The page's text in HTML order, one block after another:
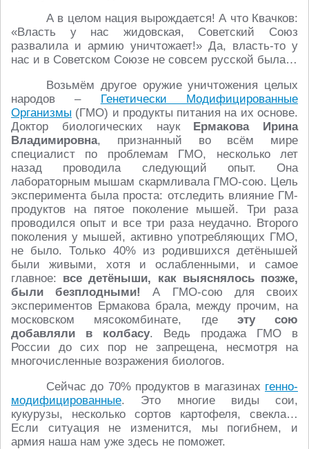
А в целом нация вырождается! А что Квачков:
«Власть у нас жидовская, Советский Союз
развалила и армию уничтожает!» Да, власть-то у
нас и в Советском Союзе не совсем русской была…
Возьмём другое оружие уничтожения целых
народов – Генетически Модифицированные
Организмы (ГМО) и продукты питания на их основе.
Доктор биологических наук Ермакова Ирина
Владимировна, признанный во всём мире
специалист по проблемам ГМО, несколько лет
назад проводила следующий опыт. Она
лабораторным мышам скармливала ГМО-сою. Цель
эксперимента была проста: отследить влияние ГМ-
продуктов на пятое поколение мышей. Три раза
проводился опыт и все три раза неудачно. Второго
поколения у мышей, активно употребляющих ГМО,
не было. Только 40% из родившихся детёнышей
были живыми, хотя и ослабленными, и самое
главное: все детёныши, как выяснялось позже,
были безплодными!
А ГМО-сою для своих
экспериментов Ермакова брала, между прочим, на
московском мясокомбинате, где эту сою
добавляли в колбасу. Ведь продажа ГМО в
России до сих пор не запрещена, несмотря на
многочисленные возражения биологов.
Сейчас до 70% продуктов в магазинах генно-
модифицированные. Это многие виды сои,
кукурузы, несколько сортов картофеля, свекла…
Если ситуация не изменится, мы погибнем, и
армия наша нам уже здесь не поможет.